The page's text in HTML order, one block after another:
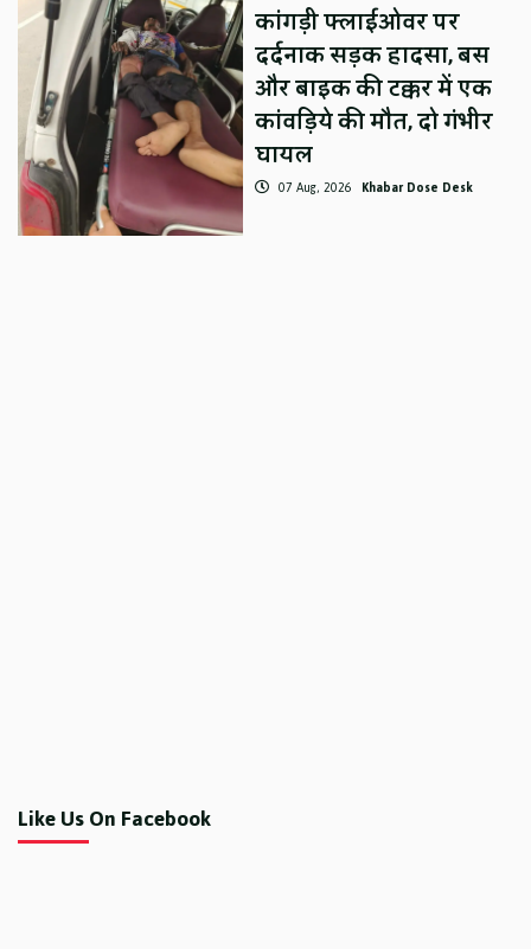
कांगड़ी फ्लाईओवर पर
दर्दनाक सड़क हादसा, बस
और बाइक की टक्कर में एक
कांवड़िये की मौत, दो गंभीर
घायल
07 Aug, 2026 Khabar Dose Desk
Like Us On Facebook